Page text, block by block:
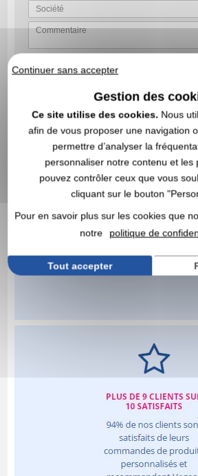
VALIDER VOTRE DEMANDE DE
En nous envoyant votre demande de
conditions générales d’utilisation et
confidentialité des données
Continuer sans accepter
Gestion des
Ce site utilise des cookies. Nous
afin de vous proposer une navigation
permettre d’analyser la
personnaliser notre contenu et les
pouvez contrôler ceux que vous
cliquant sur le bouton
Pour en savoir plus sur les cookies que
notre
politique de
Tout accepter